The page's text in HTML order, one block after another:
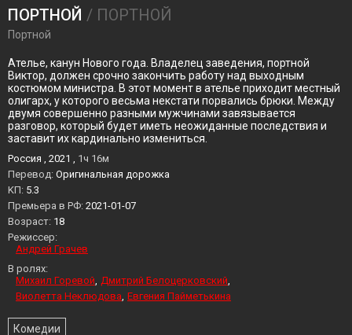
ПОРТНОЙ / ПОРТНОЙ
Портной
Ателье, канун Нового года. Владелец заведения, портной
Виктор, должен срочно закончить работу над выходным
костюмом министра. В этот момент в ателье приходит местный
олигарх, у которого весьма некстати порвались брюки. Между
двумя совершенно разными мужчинами завязывается
разговор, который будет иметь неожиданные последствия и
заставит их кардинально измениться.
Россия , 2021 , 1ч 16м
Перевод: Оригинальная дорожка
KП: 5.3
Премьера в РФ: 2021-01-07
Возраст: 18
Режиссер:
Андрей Грачев
В ролях:
Михаил Горевой Дмитрий Белоцерковский
Виолетта Неклюдова Евгения Пайметькина
Комедии